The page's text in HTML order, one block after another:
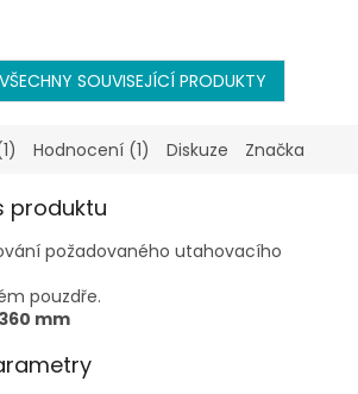
SOUVISEJÍCÍ PRODUKTY
Hodnocení (1) Diskuze Značka
produktu
požadovaného utahovacího
pouzdře.
mm